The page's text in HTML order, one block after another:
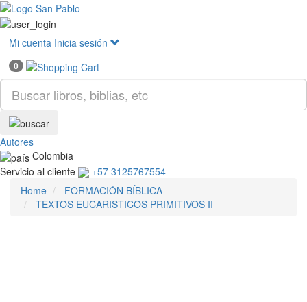
Mi cuenta Inicia sesión
0
Autores
Colombia
Servicio al cliente
+57 3125767554
Home
FORMACIÓN BÍBLICA
TEXTOS EUCARISTICOS PRIMITIVOS II